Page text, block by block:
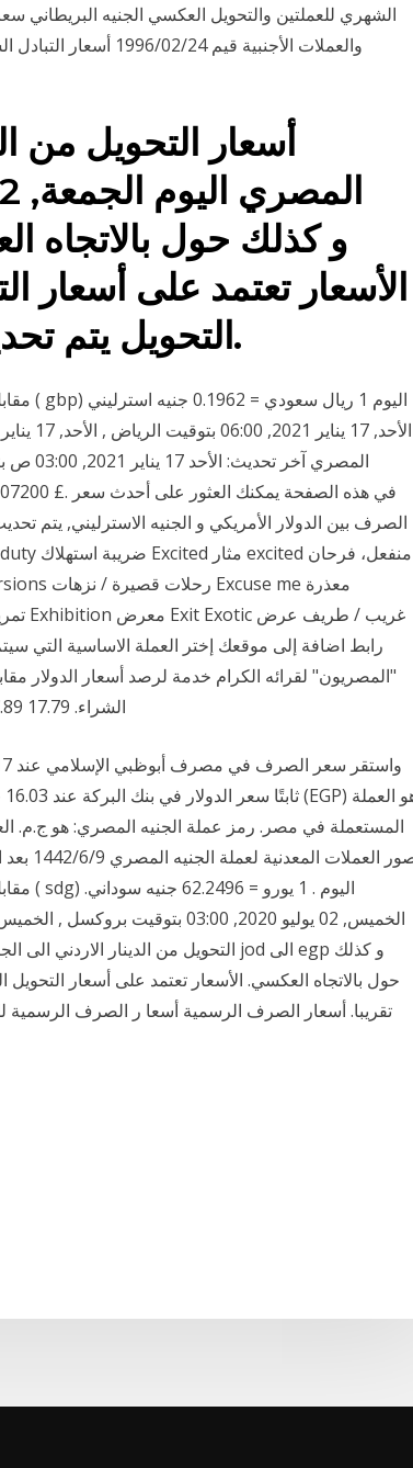
الشهري للعملتين والتحويل العكسي الجنيه
والعملات الأجنبية
أسعار التحويل من
الأسعار تعتمد على أسعار
التحويل يتم تحديثها كل 15 دقيقة تقريبا.
الصرف بين الدولار الأمريكي و الجنيه الاسترليني, يتم
رابط اضافة إلى موقعك إختر العملة الاساسية
الشراء. 17.79 17.89 بنك مصر. 17.78 17.88 البنك الأهلي المصري
تقريبا. أسعار الصرف الرسمية أسعا ر الصرف الرسمية